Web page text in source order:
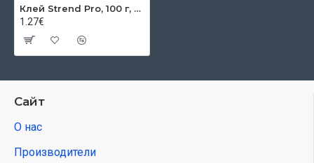
Клей Strend Pro, 100 г, от грызунов, мышей, крыс и насекомых
1.27€
Сайт
О нас
Производители